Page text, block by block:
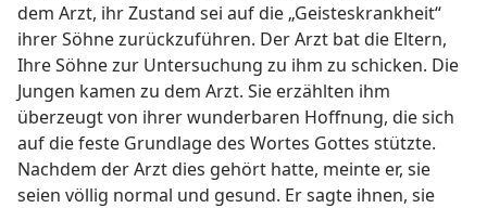
dem Arzt, ihr Zustand sei auf die „Geisteskrankheit“
ihrer Söhne zurückzuführen. Der Arzt bat die Eltern,
Ihre Söhne zur Untersuchung zu ihm zu schicken. Die
Jungen kamen zu dem Arzt. Sie erzählten ihm
überzeugt von ihrer wunderbaren Hoffnung, die sich
auf die feste Grundlage des Wortes Gottes stützte.
Nachdem der Arzt dies gehört hatte, meinte er, sie
seien völlig normal und gesund. Er sagte ihnen, sie